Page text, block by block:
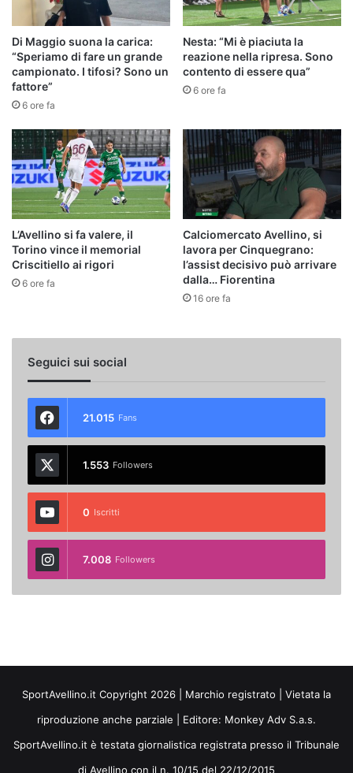
Di Maggio suona la carica:
“Speriamo di fare un grande
campionato. I tifosi? Sono un
fattore”
6 ore fa
Nesta: “Mi è piaciuta la
reazione nella ripresa. Sono
contento di essere qua”
6 ore fa
L’Avellino si fa valere, il
Torino vince il memorial
Criscitiello ai rigori
6 ore fa
Calciomercato Avellino, si
lavora per Cinquegrano:
l’assist decisivo può arrivare
dalla… Fiorentina
16 ore fa
Seguici sui social
21.015 Fans
1.553 Followers
0 Iscritti
7.008 Followers
SportAvellino.it Copyright 2026 | Marchio registrato | Vietata la
riproduzione anche parziale | Editore: Monkey Adv S.a.s.
SportAvellino.it è testata giornalistica registrata presso il Tribunale
di Avellino con il n. 10/15 del 22/12/2015